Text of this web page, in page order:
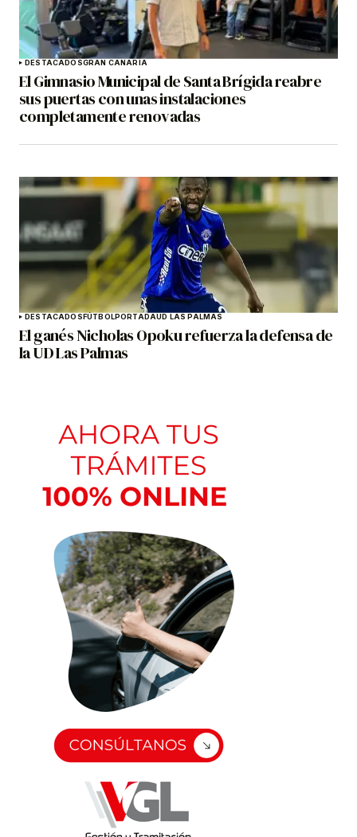
DESTACADOSGRAN CANARIA
El Gimnasio Municipal de Santa Brígida reabre
sus puertas con unas instalaciones
completamente renovadas
DESTACADOSFÚTBOLPORTADAUD LAS PALMAS
El ganés Nicholas Opoku refuerza la defensa de
la UD Las Palmas